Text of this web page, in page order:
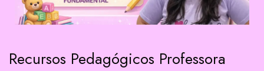
Recursos Pedagógicos Professora